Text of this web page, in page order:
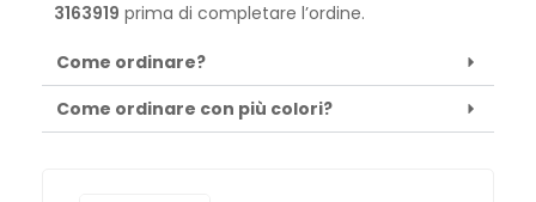
3163919 prima di completare l’ordine.
Come ordinare?
Come ordinare con più colori?